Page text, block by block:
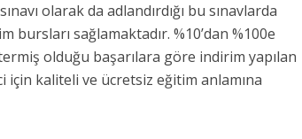
olarak da adlandırdığı bu sınavlarda
bursları sağlamaktadır. %10’dan %100e
olduğu başarılara göre indirim yapılan
için kaliteli ve ücretsiz eğitim anlamına